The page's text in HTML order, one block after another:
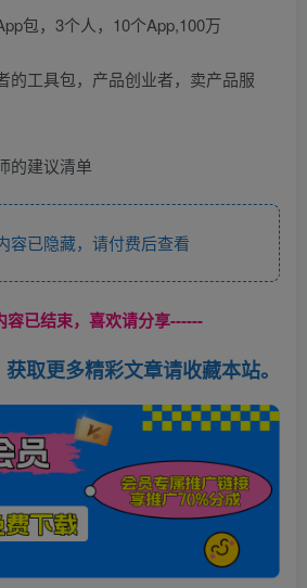
包，3个人，10个App,100万
的工具包，产品创业者，卖产品服
的建议清单
已隐藏，请付费后查看
容已结束，喜欢请分享------
取更多精彩文章请收藏本站。